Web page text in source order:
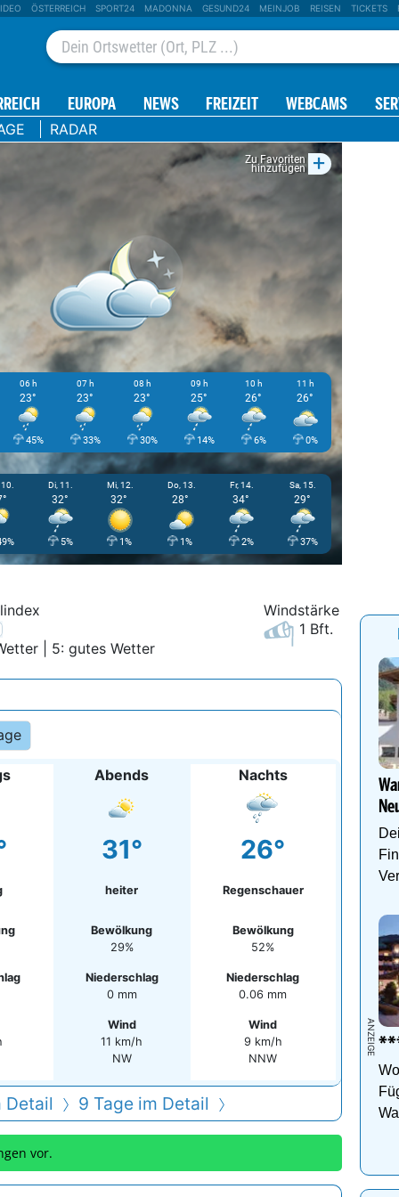
ÖSTERREICH SPORT24 MADONNA GESUND24 MEINJOB REISEN TICKETS
EUROPA NEWS FREIZEIT WEBCAMS
RADAR
Zu Favoriten
hinzufügen +
06 h
23°
45%
07 h
23°
33%
08 h
23°
30%
09 h
25°
14%
10 h
26°
6%
11 h
26°
0%
Di, 11.
32°
5%
Mi, 12.
32°
1%
Do, 13.
28°
1%
Fr, 14.
34°
2%
Sa, 15.
29°
37%
| 5: gutes Wetter
Windstärke
1 Bft.
Abends
31°
heiter
Bewölkung
29%
Niederschlag
0 mm
Wind
11 km/h
NW
Nachts
26°
Regenschauer
Bewölkung
52%
Niederschlag
0.06 mm
Wind
9 km/h
NNW
Detail 9 Tage im Detail
vor.